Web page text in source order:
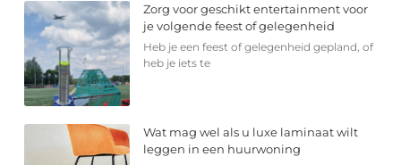
Zorg voor geschikt entertainment voor
je volgende feest of gelegenheid
Heb je een feest of gelegenheid gepland, of
heb je iets te
Wat mag wel als u luxe laminaat wilt
leggen in een huurwoning